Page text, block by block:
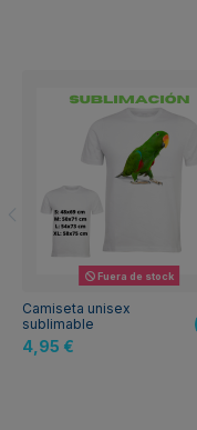
Fuera de stock
Camiseta unisex
sublimable
4,95 €